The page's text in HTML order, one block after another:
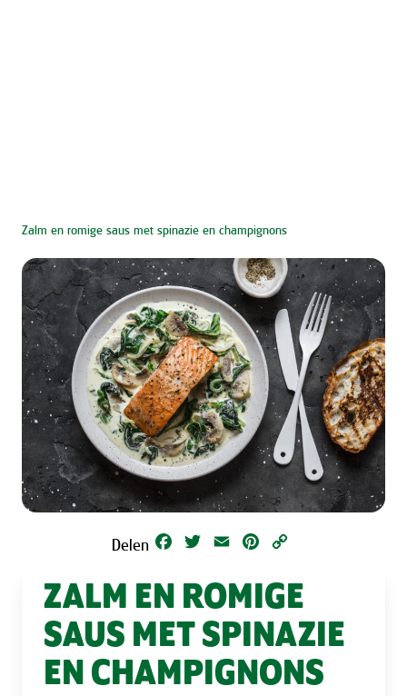
Zalm en romige saus met spinazie en champignons
Delen Facebook
Twitter Email Pinterest
ZALM EN ROMIGE
SAUS MET SPINAZIE
EN CHAMPIGNONS